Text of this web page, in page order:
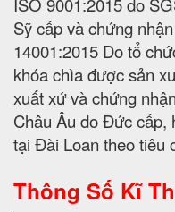
ISO 9001:2015 do
Sỹ cấp và chứng
14001:2015 Do tổ
khóa chìa được sản
xuất xứ và chứng
Châu Âu do Đức cấp,
tại Đài Loan theo tiêu
Thông Số Kĩ